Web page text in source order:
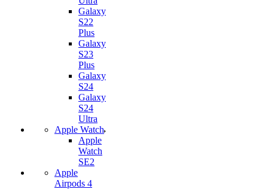
Galaxy
S22
Plus
Galaxy
S23
Plus
Galaxy
S24
Galaxy
S24
Ultra
Apple Watch
Apple
Watch
SE2
Apple
Airpods 4